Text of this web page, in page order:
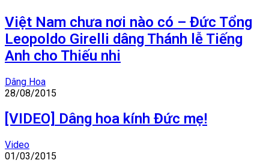
Việt Nam chưa nơi nào có – Đức Tổng
Leopoldo Girelli dâng Thánh lễ Tiếng
Anh cho Thiếu nhi
Dâng Hoa
28/08/2015
[VIDEO] Dâng hoa kính Đức mẹ!
Video
01/03/2015